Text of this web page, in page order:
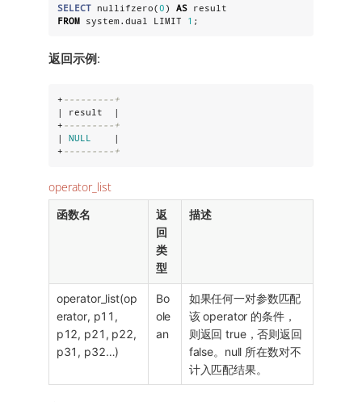
SELECT nullifzero(0 ) AS
FROM system.dual LIMIT 1 ;
返回示例 :
+ ---------+
| result  |
+ ---------+
| NULL
    |
+ ---------+
operator_list
函数名
返
回
类
型
描述
operator_list(op
erator, p11,
p12, p21, p22,
p31, p32…​)
Bo
ole
an
如果任何一对参数匹配
该 operator 的条件，
则返回 true，否则返回
false。null 所在数对不
计入匹配结果。